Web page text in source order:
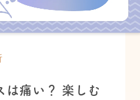
は痛い？ 楽しむ